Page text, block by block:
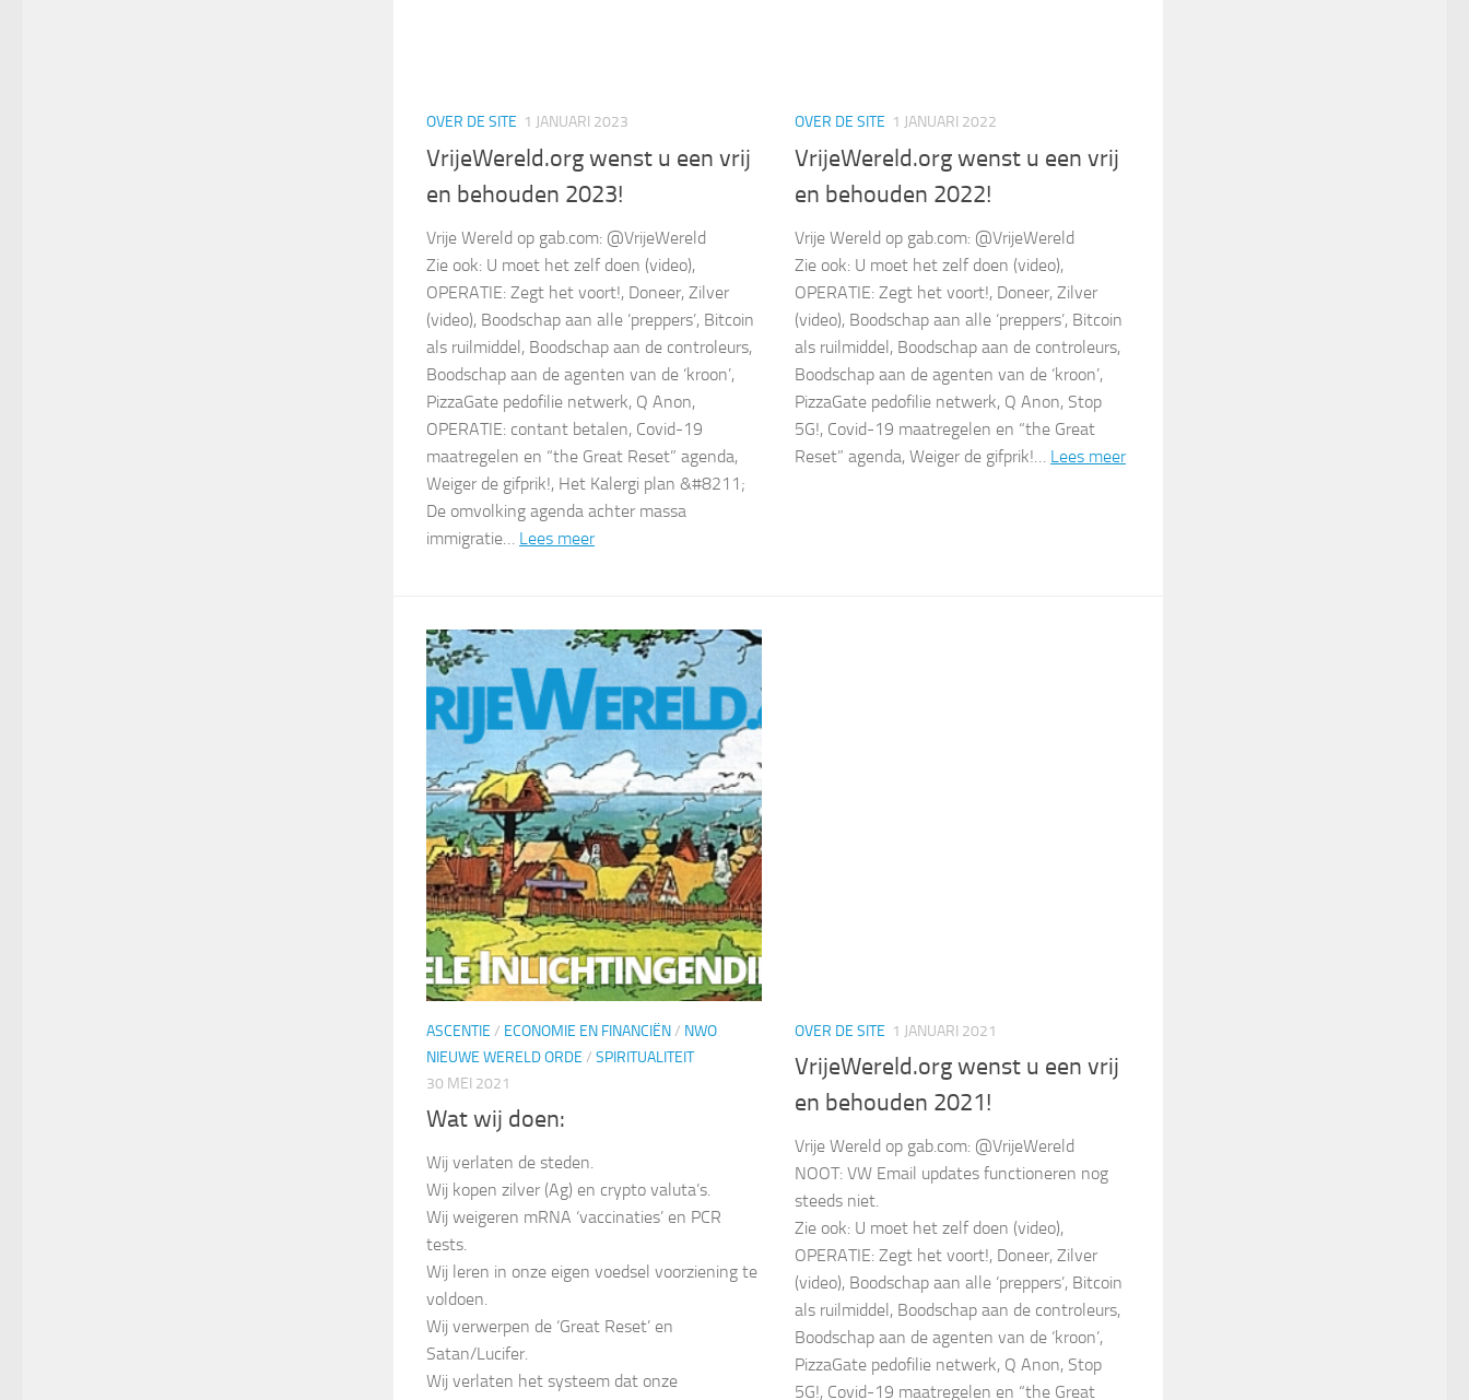
OVER DE SITE 1 JANUARI 2023
VrijeWereld.org wenst u een vrij
en behouden 2023!
Vrije Wereld op gab.com: @VrijeWereld
Zie ook: U moet het zelf doen (video),
OPERATIE: Zegt het voort!, Doneer, Zilver
(video), Boodschap aan alle ‘preppers’, Bitcoin
als ruilmiddel, Boodschap aan de controleurs,
Boodschap aan de agenten van de ‘kroon’,
PizzaGate pedofilie netwerk, Q Anon,
OPERATIE: contant betalen, Covid-19
maatregelen en “the Great Reset” agenda,
Weiger de gifprik!, Het Kalergi plan &#8211;
De omvolking agenda achter massa
immigratie… Lees meer
OVER DE SITE 1 JANUARI 2022
VrijeWereld.org wenst u een vrij
en behouden 2022!
Vrije Wereld op gab.com: @VrijeWereld
Zie ook: U moet het zelf doen (video),
OPERATIE: Zegt het voort!, Doneer, Zilver
(video), Boodschap aan alle ‘preppers’, Bitcoin
als ruilmiddel, Boodschap aan de controleurs,
Boodschap aan de agenten van de ‘kroon’,
PizzaGate pedofilie netwerk, Q Anon, Stop
5G!, Covid-19 maatregelen en “the Great
Reset” agenda, Weiger de gifprik!… Lees meer
ASCENTIE / ECONOMIE EN FINANCIËN/ NWO
NIEUWE WERELD ORDE / SPIRITUALITEIT
30 MEI 2021
Wat wij doen:
Wij verlaten de steden.
Wij kopen zilver (Ag) en crypto valuta’s.
Wij weigeren mRNA ‘vaccinaties’ en PCR
tests.
Wij leren in onze eigen voedsel voorziening te
voldoen.
Wij verwerpen de ‘Great Reset’ en
Satan/Lucifer.
Wij verlaten het systeem dat onze
OVER DE SITE 1 JANUARI 2021
VrijeWereld.org wenst u een vrij
en behouden 2021!
Vrije Wereld op gab.com: @VrijeWereld
NOOT: VW Email updates functioneren nog
steeds niet.
Zie ook: U moet het zelf doen (video),
OPERATIE: Zegt het voort!, Doneer, Zilver
(video), Boodschap aan alle ‘preppers’, Bitcoin
als ruilmiddel, Boodschap aan de controleurs,
Boodschap aan de agenten van de ‘kroon’,
PizzaGate pedofilie netwerk, Q Anon, Stop
5G!, Covid-19 maatregelen en “the Great